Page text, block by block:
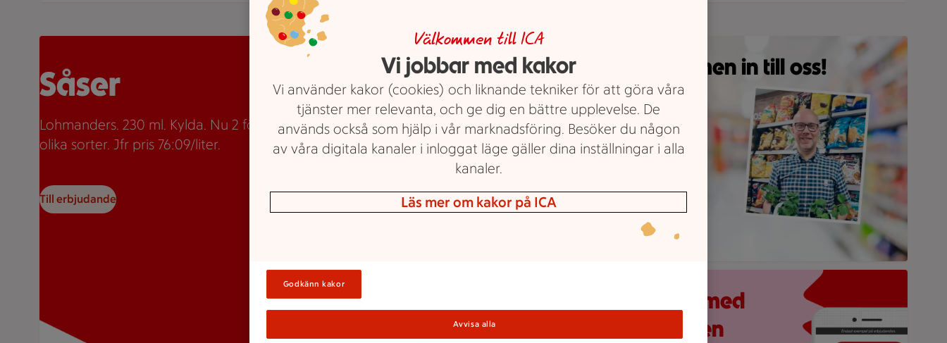
Två burkar Lohmanders sås med texten "2 för 35:-" som erbjudande.
Såser
Lohmanders. 230 ml. Kylda. Nu 2 för 35kr. Flera
olika sorter. Jfr pris 76:09/liter.
Till erbjudande
En person står i en matvarubutik framför hyllor fyllda med
Välkommen in till oss!
Mer om oss!
Mobilskärm visar appen Stam­mis med en lista över
Håll koll med
ICA-appen
Välkommen till ICA
Vi jobbar med kakor
Vi använder kakor (cookies) och liknande tekniker för att göra våra
tjänster mer relevanta, och ge dig en bättre upplevelse. De
används också som hjälp i vår marknadsföring. Besöker du någon
av våra digitala kanaler i inloggat läge gäller dina inställningar i alla
kanaler.
Läs mer om kakor på ICA
Godkänn kakor
Avvisa alla